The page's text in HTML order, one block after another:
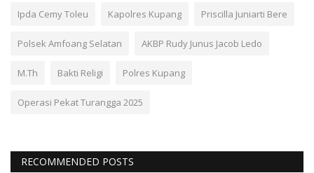
Ipda Cemy Toleu Kapolres Kupang Priscilla Juniarti Bere
Polsek Amfoang Selatan AKBP Rudy Junus Jacob Ledo
M.Th Bakti Religi Polres Kupang
Operasi Pekat Turangga 2025
RECOMMENDED POSTS